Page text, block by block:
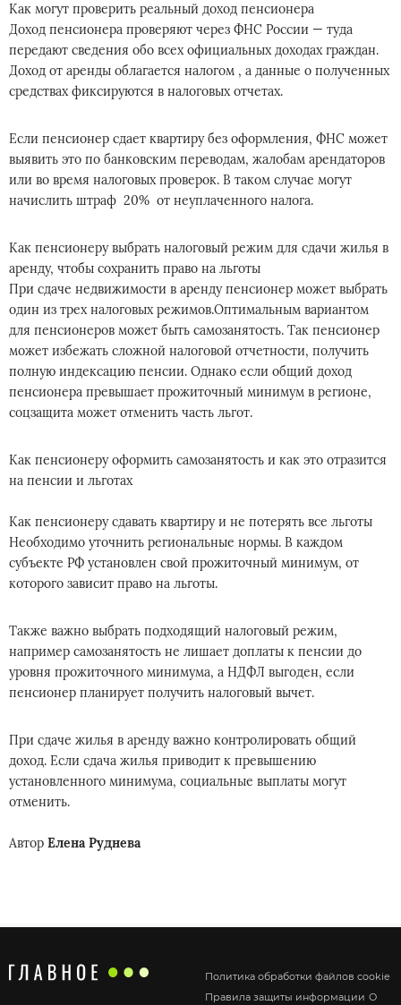
Как могут проверить реальный доход пенсионера
Доход пенсионера проверяют через ФНС России — туда
передают сведения обо всех официальных доходах граждан.
Доход от аренды облагается налогом , а данные о полученных
средствах фиксируются в налоговых отчетах.
Если пенсионер сдает квартиру без оформления, ФНС может
выявить это по банковским переводам, жалобам арендаторов
или во время налоговых проверок. В таком случае могут
начислить штраф 20% от неуплаченного налога.
Как пенсионеру выбрать налоговый режим для сдачи жилья в
аренду, чтобы сохранить право на льготы
При сдаче недвижимости в аренду пенсионер может выбрать
один из трех налоговых режимов.Оптимальным вариантом
для пенсионеров может быть самозанятость. Так пенсионер
может избежать сложной налоговой отчетности, получить
полную индексацию пенсии. Однако если общий доход
пенсионера превышает прожиточный минимум в регионе,
соцзащита может отменить часть льгот.
Как пенсионеру оформить самозанятость и как это отразится
на пенсии и льготах
Как пенсионеру сдавать квартиру и не потерять все льготы
Необходимо уточнить региональные нормы. В каждом
субъекте РФ установлен свой прожиточный минимум, от
которого зависит право на льготы.
Также важно выбрать подходящий налоговый режим,
например самозанятость не лишает доплаты к пенсии до
уровня прожиточного минимума, а НДФЛ выгоден, если
пенсионер планирует получить налоговый вычет.
При сдаче жилья в аренду важно контролировать общий
доход. Если сдача жилья приводит к превышению
установленного минимума, социальные выплаты могут
отменить.
Автор Елена Руднева
Политика обработки файлов cookie
Правила защиты информации О